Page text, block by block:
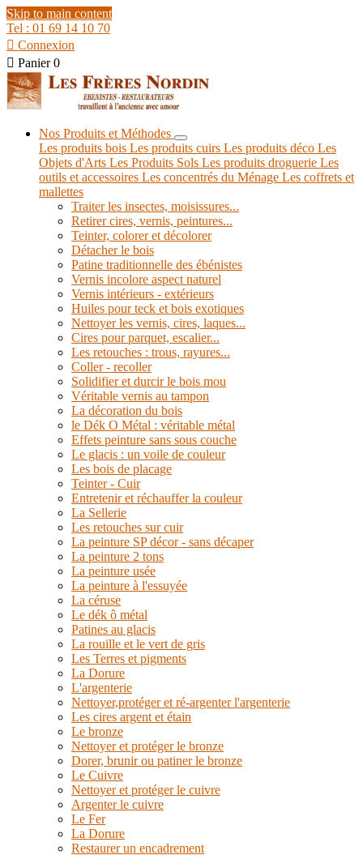
Skip to main content
Tel : 01 69 14 10 70
 Connexion
 Panier 0
Nos Produits et Méthodes
Les produits bois Les produits cuirs Les produits déco Les
Objets d'Arts Les Produits Sols Les produits droguerie Les
outils et accessoires Les concentrés du Ménage Les coffrets et
mallettes
Traiter les insectes, moisissures...
Retirer cires, vernis, peintures...
Teinter, colorer et décolorer
Détacher le bois
Patine traditionnelle des ébénistes
Vernis incolore aspect naturel
Vernis intérieurs - extérieurs
Huiles pour teck et bois exotiques
Nettoyer les vernis, cires, laques...
Cires pour parquet, escalier...
Les retouches : trous, rayures...
Coller - recoller
Solidifier et durcir le bois mou
Véritable vernis au tampon
La décoration du bois
le Dék O Métal : véritable métal
Effets peinture sans sous couche
Le glacis : un voile de couleur
Les bois de placage
Teinter - Cuir
Entretenir et réchauffer la couleur
La Sellerie
Les retouches sur cuir
La peinture SP décor - sans décaper
La peinture 2 tons
La peinture usée
La peinture à l'essuyée
La céruse
Le dék ô métal
Patines au glacis
La rouille et le vert de gris
Les Terres et pigments
La Dorure
L'argenterie
Nettoyer,protéger et ré-argenter l'argenterie
Les cires argent et étain
Le bronze
Nettoyer et protéger le bronze
Dorer, brunir ou patiner le bronze
Le Cuivre
Nettoyer et protéger le cuivre
Argenter le cuivre
Le Fer
La Dorure
Restaurer un encadrement